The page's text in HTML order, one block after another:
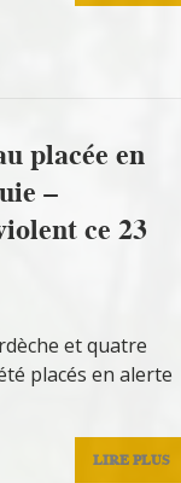
placée en
–
ce 23
et quatre
placés en alerte
LIRE PLUS